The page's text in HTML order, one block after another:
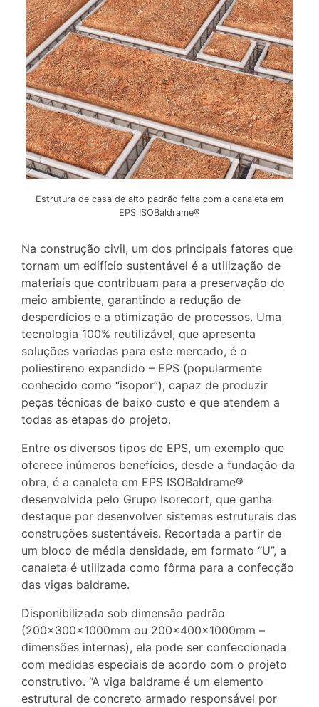
Estrutura de casa de alto padrão feita com a canaleta em
EPS ISOBaldrame®
Na construção civil, um dos principais fatores que
tornam um edifício sustentável é a utilização de
materiais que contribuam para a preservação do
meio ambiente, garantindo a redução de
desperdícios e a otimização de processos. Uma
tecnologia 100% reutilizável, que apresenta
soluções variadas para este mercado, é o
poliestireno expandido – EPS (popularmente
conhecido como “isopor”), capaz de produzir
peças técnicas de baixo custo e que atendem a
todas as etapas do projeto.
Entre os diversos tipos de EPS, um exemplo que
oferece inúmeros benefícios, desde a fundação da
obra, é a canaleta em EPS ISOBaldrame®
desenvolvida pelo Grupo Isorecort, que ganha
destaque por desenvolver sistemas estruturais das
construções sustentáveis. Recortada a partir de
um bloco de média densidade, em formato “U”, a
canaleta é utilizada como fôrma para a confecção
das vigas baldrame.
Disponibilizada sob dimensão padrão
(200x300x1000mm ou 200x400x1000mm –
dimensões internas), ela pode ser confeccionada
com medidas especiais de acordo com o projeto
construtivo. “A viga baldrame é um elemento
estrutural de concreto armado responsável por